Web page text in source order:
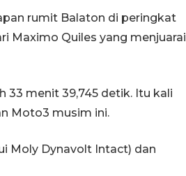
rumit Balaton di peringkat
Maximo Quiles yang menjuarai
33 menit 39,745 detik. Itu kali
Moto3 musim ini.
Moly Dynavolt Intact) dan